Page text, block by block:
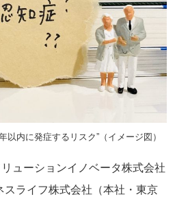
以内に発症するリスク”（イメージ図）
ューションイノベータ株式会社
スライフ株式会社（本社・東京